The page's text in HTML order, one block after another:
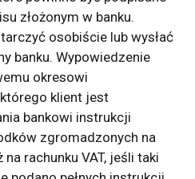
złożonym w banku.
osobiście lub wysłać
banku. Wypowiedzenie
okresowi
klient jest
bankowi instrukcji
zgromadzonych na
rachunku VAT, jeśli taki